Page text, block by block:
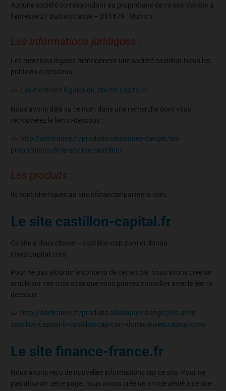
Aucune société correspondant au propriétaire de ce site n’existe à
l’adresse 27 Bulowstrasse – D81679 , Munich.
Les informations juridiques :
Les mentions légales mentionnent une société castillon.Nous les
publions ci-dessous :
Les mentions légales du site mf-capital.fr
Nous avons déjà vu ce nom dans une recherche dont vous
retrouverez le lien ci-dessous :
http://adcfrance.fr/produits-classiques-danger/les-
propositions-de-la-societe-castillon/
Les produits :
Ils sont identiques au site nfinancial-partners.com.
Le site castillon-capital.fr
Ce site a deux clones – castillon-cap.com et donau-
investcapital.com.
Pour ne pas alourdir le contenu de cet artcile, nous avons créé un
article sur ces trois sites que vous pouvez consulter avec le lien ci-
dessous :
http://adcfrance.fr/produits-classiques-danger/les-sites-
castillon-capital-fr-castillon-cap-com-donau-investcapital-com/
Le site finance-france.fr
Nous avons reçu de nouvelles informations sur ce site. Pour ne
pas alourdir cette page, nous avons créé un article dédié à ce site :